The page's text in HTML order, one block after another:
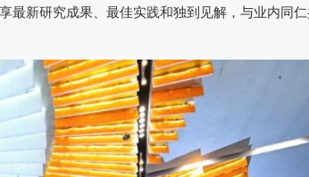
最新研究成果、最佳实践和独到见解，与业内同